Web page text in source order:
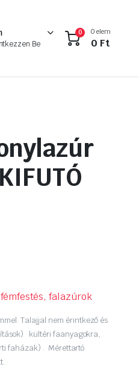
Be
0 0 elem
0 Ft
falazúrok
Talajjal nem érintkező és
kültéri faanyagokra,
faházak) . Mérettartó